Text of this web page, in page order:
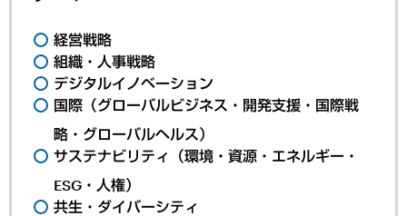
経営戦略
組織・人事戦略
デジタルイノベーション
国際（グローバルビジネス・開発支援・国際戦
略・グローバルヘルス）
サステナビリティ（環境・資源・エネルギー・
ESG・人権）
共生・ダイバーシティ